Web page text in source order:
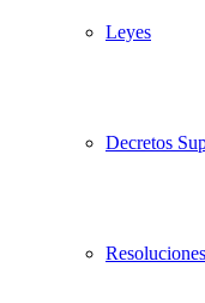
Leyes
Decretos